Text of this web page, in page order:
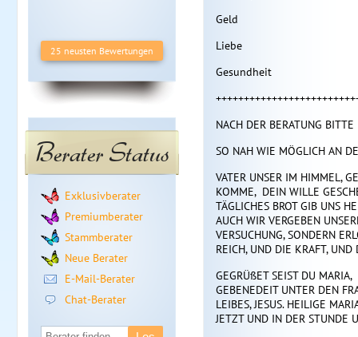
25 neusten Bewertungen
Berater Status
Exklusivberater
Premiumberater
Stammberater
Neue Berater
E-Mail-Berater
Chat-Berater
Geld
Liebe
Gesundheit
NACH DER BERATUNG
SO NAH WIE MÖGLICH AN
VATER UNSER IM HIMMEL,
KOMME, DEIN WILLE
TÄGLICHES BROT GIB UNS
AUCH WIR VERGEBEN
VERSUCHUNG, SONDERN
REICH, UND DIE KRAFT,
GEGRÜßET SEIST DU
GEBENEDEIT UNTER DEN
LEIBES, JESUS. HEILIGE
JETZT UND IN DER STUNDE